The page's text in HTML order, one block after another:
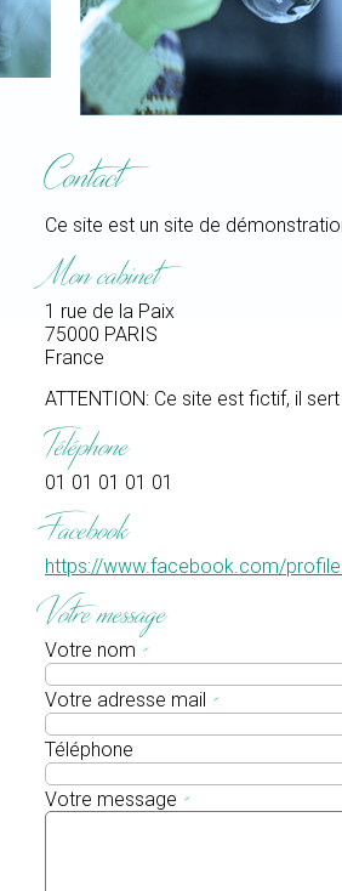
Contact
Ce site est un site de
Mon cabinet
1 rue de la Paix
75000 PARIS
France
ATTENTION: Ce site est fictif, il
Téléphone
01 01 01 01 01
Facebook
https://www.facebook.com/
Votre message
Votre nom *
Votre adresse mail *
Téléphone
Votre message *